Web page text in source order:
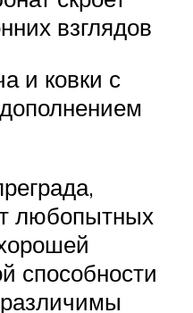
взглядов
и ковки с
любопытных
способности